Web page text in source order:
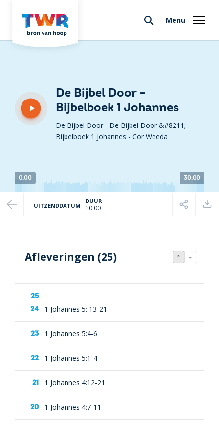
Menu
De Bijbel Door –
Bijbelboek 1 Johannes
De Bijbel Door - De Bijbel Door &#8211;
Bijbelboek 1 Johannes - Cor Weeda
0:00 30:00
UITZENDDATUM
DUUR
30:00
Afleveringen (25)
1 Johannes 5: 13-21
1 Johannes 5:4-6
1 Johannes 5:1-4
1 Johannes 4:12-21
1 Johannes 4:7-11